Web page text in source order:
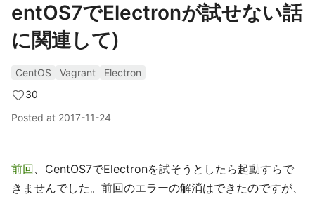
entOS7でElectronが試せない話
に関連して)
CentOS Vagrant
Electron
30
Posted at 2017-11-24
前回、CentOS7でElectronを試そうとしたら起動すらで
きませんでした。前回のエラーの解消はできたのですが、